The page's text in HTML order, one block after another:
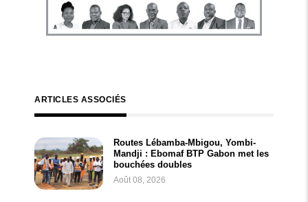
ARTICLES ASSOCIÉS
Routes Lébamba-Mbigou, Yombi-
Mandji : Ebomaf BTP Gabon met les
bouchées doubles
Août 08, 2026